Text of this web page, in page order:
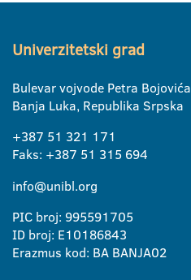
Univerzitetski grad
Bulevar vojvode Petra Bojovića
Banja Luka, Republika Srpska
+387 51 321 171
Faks: +387 51 315 694
info@unibl.org
PIC broj: 995591705
ID broj: E10186843
Erazmus kod: BA BANJA02